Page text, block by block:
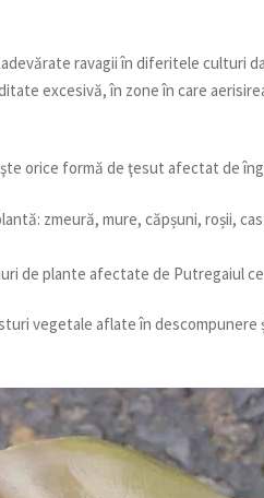
ravagii în diferitele culturi
excesivă, în zone în care
orice formă de ţesut afectat de
zmeură, mure, căpșuni, roșii,
de plante afectate de Putregaiul
vegetale aflate în descompunere